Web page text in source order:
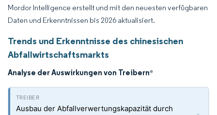
Mordor Intelligence erstellt und mit den neuesten verfügbaren
Daten und Erkenntnissen bis 2026 aktualisiert.
Trends und Erkenntnisse des chinesischen
Abfallwirtschaftsmarkts
Analyse der Auswirkungen von Treibern*
Ausbau der Abfallverwertungskapazität durch